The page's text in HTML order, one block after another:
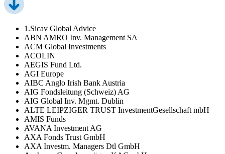
1.Sicav Global Advice
ABN AMRO Inv. Management SA
ACM Global Investments
ACOLIN
AEGIS Fund Ltd.
AGI Europe
AIBC Anglo Irish Bank Austria
AIG Fondsleitung (Schweiz) AG
AIG Global Inv. Mgmt. Dublin
ALTE LEIPZIGER TRUST InvestmentGesellschaft mbH
AMIS Funds
AVANA Investment AG
AXA Fonds Trust GmbH
AXA Investm. Managers Dtl GmbH